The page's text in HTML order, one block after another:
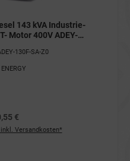
130F-SA-Z0
ENERGY
€
Versandkosten*